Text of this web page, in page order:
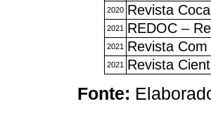
2020 Revista
2021 REDOC –
2021 Revista Com
2021 Revista
Fonte: